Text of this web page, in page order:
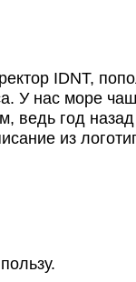
IDNT,
У нас море
ведь год
из